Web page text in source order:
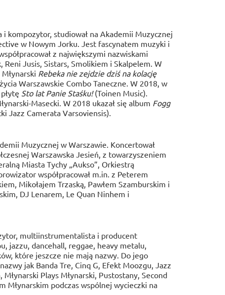
kompozytor, studiował na Akademii Muzycznej
w Nowym Jorku. Jest fascynatem muzyki i
z największymi nazwiskami
Reni Jusis, Sistars, Smolikiem i Skalpelem. W
Rebeka nie zejdzie dziś na kolację
Warszawskie Combo Taneczne. W 2018, w
Sto lat Panie Staśku!(Toinen Music).
Masecki. W 2018 ukazał się album Fogg
Jazz Camerata Varsoviensis).
Muzycznej w Warszawie. Koncertował
Warszawska Jesień, z towarzyszeniem
Miasta Tychy „Aukso”, Orkiestrą
współpracował m.in. z Peterem
Mikołajem Trzaską, Pawłem Szamburskim i
DJ Lenarem, Le Quan Ninhem i
multiinstrumentalista i producent
jazzu, dancehall, reggae, heavy metalu,
które jeszcze nie mają nazwy. Do jego
jak Banda Tre, Cinq G, Efekt Moozgu, Jazz
Plays Młynarski, Pustostany, Second
Młynarskim podczas wspólnej wycieczki na